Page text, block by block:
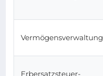
Vermögensverwaltung
Erbersatzsteuer-